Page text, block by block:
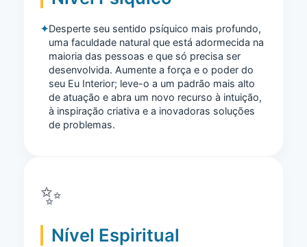
Desperte seu sentido psíquico mais profundo,
uma faculdade natural que está adormecida na
maioria das pessoas e que só precisa ser
desenvolvida. Aumente a força e o poder do
seu Eu Interior; leve-o a um padrão mais alto
de atuação e abra um novo recurso à intuição,
à inspiração criativa e a inovadoras soluções
de problemas.
✨
Nível Espiritual